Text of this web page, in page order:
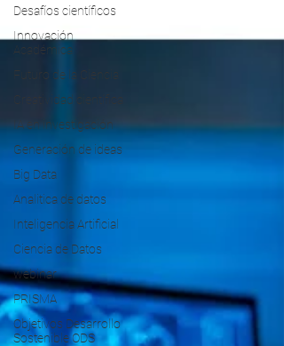
Desafíos científicos
Innovación
Académica
Futuro de la Ciencia
Creatividad científica
IA en investigación
Generación de ideas
Big Data
Analitica de datos
Inteligencia Artificial
Ciencia de Datos
webinar
PRISMA
Objetivos Desarrollo
Sostenible ODS